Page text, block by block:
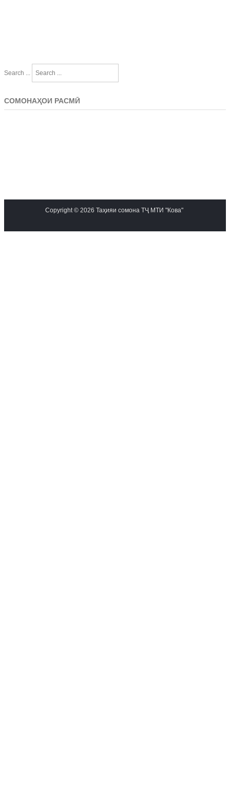
Search ...
СОМОНАҲОИ РАСМӢ
Copyright © 2026 Таҳияи сомона ТҶ МТИ "Кова"